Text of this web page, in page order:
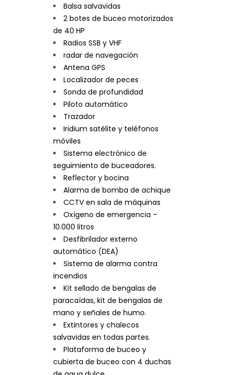
Balsa salvavidas
2 botes de buceo motorizados
de 40 HP
Radios SSB y VHF
radar de navegación
Antena GPS
Localizador de peces
Sonda de profundidad
Piloto automático
Trazador
Iridium satélite y teléfonos
móviles
Sistema electrónico de
seguimiento de buceadores.
Reflector y bocina
Alarma de bomba de achique
CCTV en sala de máquinas
Oxígeno de emergencia –
10.000 litros
Desfibrilador externo
automático (DEA)
Sistema de alarma contra
incendios
Kit sellado de bengalas de
paracaídas, kit de bengalas de
mano y señales de humo.
Extintores y chalecos
salvavidas en todas partes.
Plataforma de buceo y
cubierta de buceo con 4 duchas